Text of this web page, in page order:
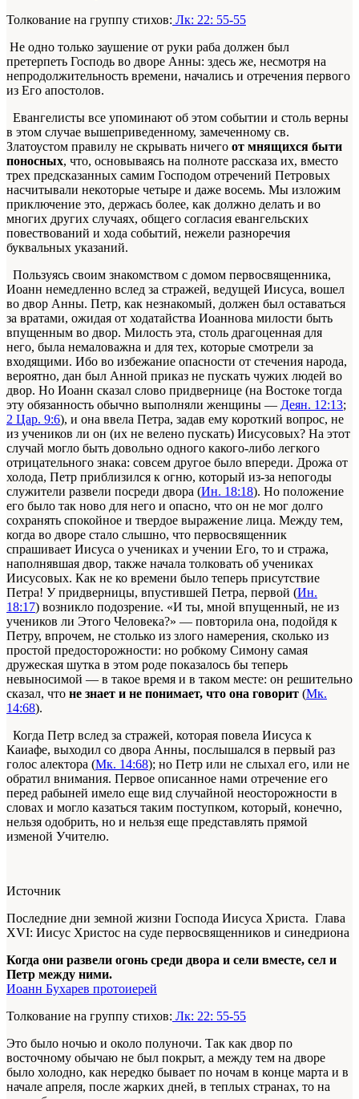
Толкование на группу стихов: Лк: 22: 55-55
Не одно только заушение от руки раба должен был
претерпеть Господь во дворе Анны: здесь же, несмотря на
непродолжительность времени, начались и отречения первого
из Его апостолов.
Евангелисты все упоминают об этом событии и столь верны
в этом случае вышеприведенному, замеченному св.
Златоустом правилу не скрывать ничего от мнящихся быти
поносных, что, основываясь на полноте рассказа их, вместо
трех предсказанных самим Господом отречений Петровых
насчитывали некоторые четыре и даже восемь. Мы изложим
приключение это, держась более, как должно делать и во
многих других случаях, общего согласия евангельских
повествований и хода событий, нежели разноречия
буквальных указаний.
Пользуясь своим знакомством с домом первосвященника,
Иоанн немедленно вслед за стражей, ведущей Иисуса, вошел
во двор Анны. Петр, как незнакомый, должен был оставаться
за вратами, ожидая от ходатайства Иоаннова милости быть
впущенным во двор. Милость эта, столь драгоценная для
него, была немаловажна и для тех, которые смотрели за
входящими. Ибо во избежание опасности от стечения народа,
вероятно, дан был Анной приказ не пускать чужих людей во
двор. Но Иоанн сказал слово придвернице (на Востоке тогда
эту обязанность обычно выполняли женщины — Деян. 12:13;
2 Цар. 9:6), и она ввела Петра, задав ему короткий вопрос, не
из учеников ли он (их не велено пускать) Иисусовых? На этот
случай могло быть довольно одного какого-либо легкого
отрицательного знака: совсем другое было впереди. Дрожа от
холода, Петр приблизился к огню, который из-за непогоды
служители развели посреди двора (Ин. 18:18). Но положение
его было так ново для него и опасно, что он не мог долго
сохранять спокойное и твердое выражение лица. Между тем,
когда во дворе стало слышно, что первосвященник
спрашивает Иисуса о учениках и учении Его, то и стража,
наполнявшая двор, также начала толковать об учениках
Иисусовых. Как не ко времени было теперь присутствие
Петра! У придверницы, впустившей Петра, первой (Ин.
18:17) возникло подозрение. «И ты, мной впущенный, не из
учеников ли Этого Человека?» — повторила она, подойдя к
Петру, впрочем, не столько из злого намерения, сколько из
простой предосторожности: но робкому Симону самая
дружеская шутка в этом роде показалось бы теперь
невыносимой — в такое время и в таком месте: он решительно
сказал, что не знает и не понимает, что она говорит (Мк.
14:68).
Когда Петр вслед за стражей, которая повела Иисуса к
Каиафе, выходил со двора Анны, послышался в первый раз
голос алектора (Мк. 14:68); но Петр или не слыхал его, или не
обратил внимания. Первое описанное нами отречение его
перед рабыней имело еще вид случайной неосторожности в
словах и могло казаться таким поступком, который, конечно,
нельзя одобрить, но и нельзя еще представлять прямой
изменой Учителю.
Источник
Последние дни земной жизни Господа Иисуса Христа. Глава
XVI: Иисус Христос на суде первосвященников и синедриона
Когда они развели огонь среди двора и сели вместе, сел и
Петр между ними.
Иоанн Бухарев протоиерей
Толкование на группу стихов: Лк: 22: 55-55
Это было ночью и около полуночи. Так как двор по
восточному обычаю не был покрыт, а между тем на дворе
было холодно, как нередко бывает по ночам в конце марта и в
начале апреля, после жарких дней, в теплых странах, то на